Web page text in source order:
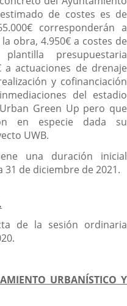
de costes es de
corresponderán a
obra, 4.950€ a costes de
presupuestaria
a actuaciones de drenaje
y cofinanciación
del estadio
Green Up pero que
en especie dada su
UWB.
una duración inicial
31 de diciembre de 2021.
de la sesión ordinaria
URBANÍSTICO Y